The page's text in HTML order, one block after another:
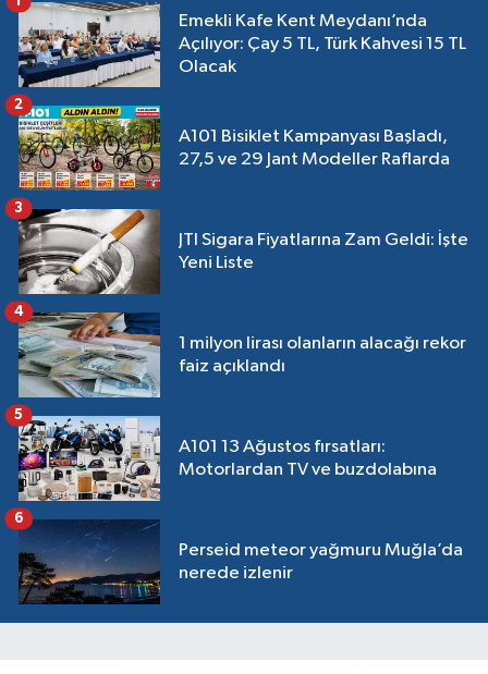
Emekli Kafe Kent Meydanı’nda
Açılıyor: Çay 5 TL, Türk Kahvesi 15 TL
Olacak
A101 Bisiklet Kampanyası Başladı,
27,5 ve 29 Jant Modeller Raflarda
2
JTI Sigara Fiyatlarına Zam Geldi: İşte
Yeni Liste
3
1 milyon lirası olanların alacağı rekor
faiz açıklandı
4
A101 13 Ağustos fırsatları:
Motorlardan TV ve buzdolabına
5
Perseid meteor yağmuru Muğla’da
nerede izlenir
6